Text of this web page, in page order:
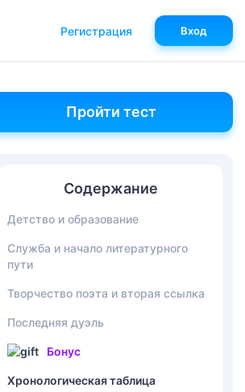
Пройти тест
Содержание
Детство и образование
Служба и начало литературного
пути
Творчество поэта и вторая ссылка
Последняя дуэль
Бонус
Хронологическая таблица
Регистрация Вход